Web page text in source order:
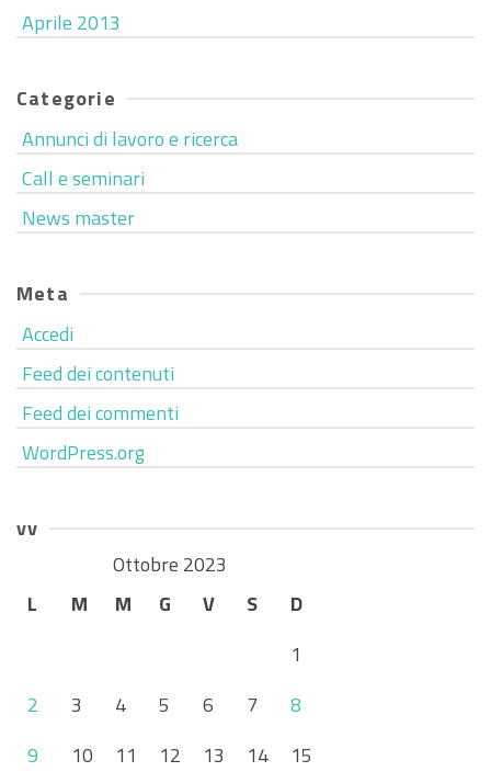
Aprile 2013
Categorie
Annunci di lavoro e ricerca
Call e seminari
News master
Meta
Accedi
Feed dei contenuti
Feed dei commenti
WordPress.org
vv
Ottobre 2023
L
M M G V S
D
1
2
3 4 5 6 7
8
9
10 11 12 13 14
15